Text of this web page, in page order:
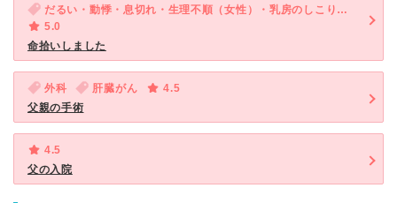
だるい・動悸・息切れ・生理不順（女性）・乳房のしこり（女性）
5.0
命拾いしました
外科 肝臓がん
4.5
父親の手術
4.5
父の入院